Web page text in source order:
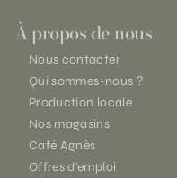
À propos de nous
Nous contacter
Qui sommes-nous ?
Production locale
Nos magasins
Café Agnès
Offres d'emploi